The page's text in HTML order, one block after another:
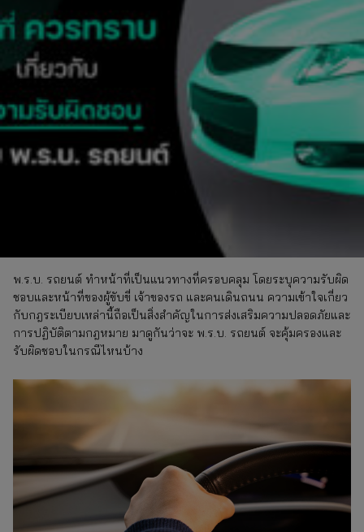
พ.ร.บ. รถยนต์ ทำหน้าที่เป็นแนวทางที่ครอบคลุม โดยระบุความรับผิด
ชอบและหน้าที่ของผู้ขับขี่ เจ้าของรถ และคนเดินถนน ความเข้าใจเกี่ยว
กับกฎระเบียบเหล่านี้ถือเป็นสิ่งสำคัญในการส่งเสริมความปลอดภัยและ
การปฏิบัติตามกฎหมาย มาดูกันว่าจะ พ.ร.บ. รถยนต์ จะคุ้มครองและ
รับผิดชอบในกรณีไหนบ้าง